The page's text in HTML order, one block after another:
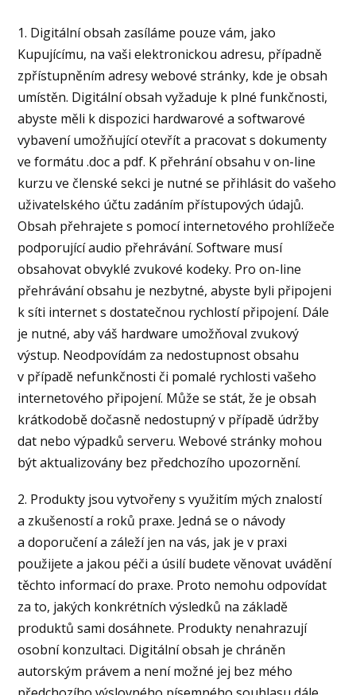
1. Digitální obsah zasíláme pouze vám, jako
Kupujícímu, na vaši elektronickou adresu, případně
zpřístupněním adresy webové stránky, kde je obsah
umístěn. Digitální obsah vyžaduje k plné funkčnosti,
abyste měli k dispozici hardwarové a softwarové
vybavení umožňující otevřít a pracovat s dokumenty
ve formátu .doc a pdf. K přehrání obsahu v on-line
kurzu ve členské sekci je nutné se přihlásit do vašeho
uživatelského účtu zadáním přístupových údajů.
Obsah přehrajete s pomocí internetového prohlížeče
podporující audio přehrávání. Software musí
obsahovat obvyklé zvukové kodeky. Pro on-line
přehrávání obsahu je nezbytné, abyste byli připojeni
k síti internet s dostatečnou rychlostí připojení. Dále
je nutné, aby váš hardware umožňoval zvukový
výstup. Neodpovídám za nedostupnost obsahu
v případě nefunkčnosti či pomalé rychlosti vašeho
internetového připojení. Může se stát, že je obsah
krátkodobě dočasně nedostupný v případě údržby
dat nebo výpadků serveru. Webové stránky mohou
být aktualizovány bez předchozího upozornění.
2. Produkty jsou vytvořeny s využitím mých znalostí
a zkušeností a roků praxe. Jedná se o návody
a doporučení a záleží jen na vás, jak je v praxi
použijete a jakou péči a úsilí budete věnovat uvádění
těchto informací do praxe. Proto nemohu odpovídat
za to, jakých konkrétních výsledků na základě
produktů sami dosáhnete. Produkty nenahrazují
osobní konzultaci. Digitální obsah je chráněn
autorským právem a není možné jej bez mého